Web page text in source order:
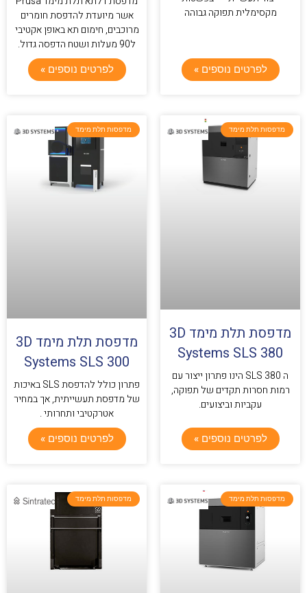
מקסימלית תפוקה גבוהה
לפרטים נוספים »
אשר מיועדת להדפסת חומרים
מרוכבים, חימום תא באופן אקטיבי
ל90 מעלות ושטח הדפסה גדול.
לפרטים נוספים »
מדפסות תלת מימד
מדפסת תלת מימד 3D
Systems SLS 380
ה 380 SLS הינו פתרון ייצור עם
רמות חסרות תקדים של תפוקה,
עקביות וביצועים.
לפרטים נוספים »
מדפסות תלת מימד
מדפסת תלת מימד 3D
Systems SLS 300
פתרון כולל להדפסת SLS באיכות
של מדפסת תעשייתית, אך במחיר
אטרקטיבי ותחרותי .
לפרטים נוספים »
מדפסות תלת מימד מדפסות תלת מימד